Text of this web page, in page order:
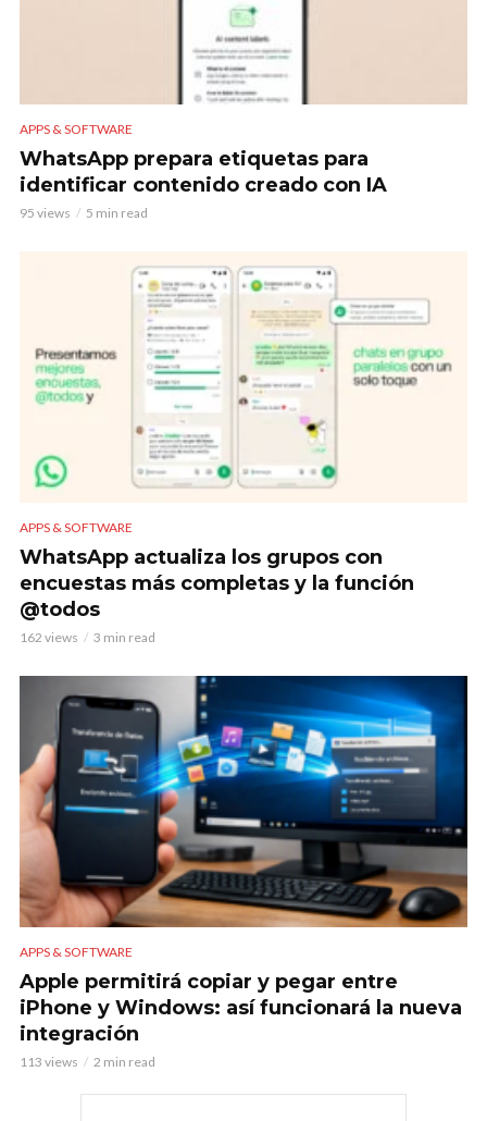
APPS & SOFTWARE
WhatsApp prepara etiquetas para
identificar contenido creado con IA
95 views 5 min read
APPS & SOFTWARE
WhatsApp actualiza los grupos con
encuestas más completas y la función
@todos
162 views 3 min read
APPS & SOFTWARE
Apple permitirá copiar y pegar entre
iPhone y Windows: así funcionará la nueva
integración
113 views 2 min read